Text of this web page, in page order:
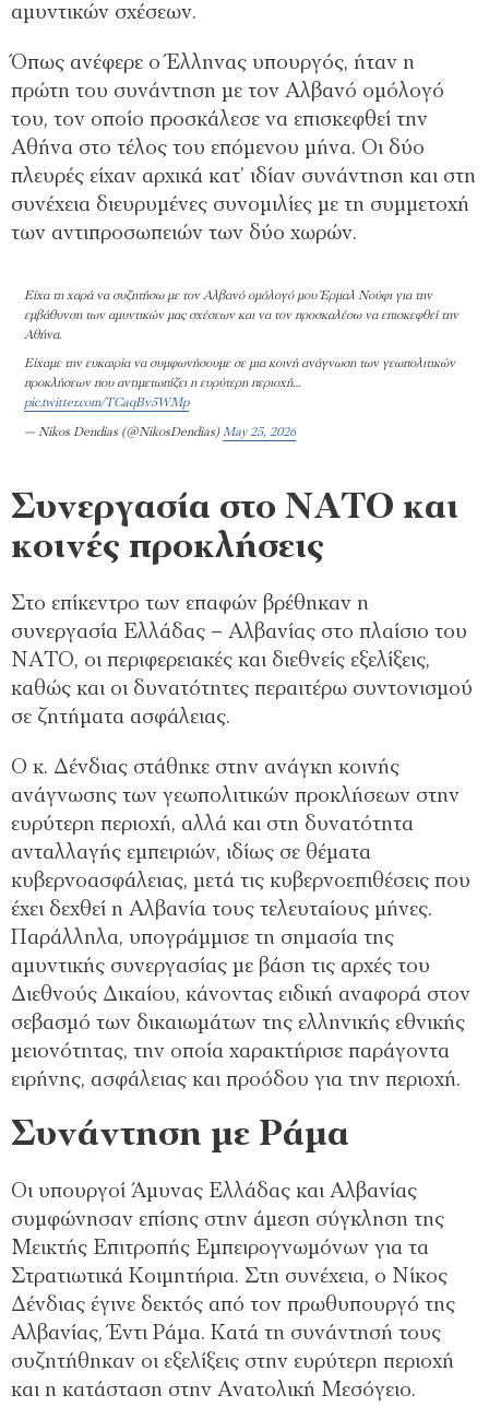
αμυντικών σχέσεων.
Όπως ανέφερε ο Έλληνας υπουργός, ήταν η
πρώτη του συνάντηση με τον Αλβανό ομόλογό
του, τον οποίο προσκάλεσε να επισκεφθεί την
Αθήνα στο τέλος του επόμενου μήνα. Οι δύο
πλευρές είχαν αρχικά κατ’ ιδίαν συνάντηση και στη
συνέχεια διευρυμένες συνομιλίες με τη συμμετοχή
των αντιπροσωπειών των δύο χωρών.
Είχα τη χαρά να συζητήσω με τον Αλβανό ομόλογό μου Έρμαλ Νούφι για την
εμβάθυνση των αμυντικών μας σχέσεων και να τον προσκαλέσω να επισκεφθεί την
Αθήνα.
Είχαμε την ευκαιρία να συμφωνήσουμε σε μια κοινή ανάγνωση των γεωπολιτικών
προκλήσεων που αντιμετωπίζει η ευρύτερη περιοχή…
pic.twitter.com/TCaqBv5WMp
— Nikos Dendias (@NikosDendias)May 25, 2026
Συνεργασία στο ΝΑΤΟ και
κοινές προκλήσεις
Στο επίκεντρο των επαφών βρέθηκαν η
συνεργασία Ελλάδας – Αλβανίας στο πλαίσιο του
ΝΑΤΟ, οι περιφερειακές και διεθνείς εξελίξεις,
καθώς και οι δυνατότητες περαιτέρω συντονισμού
σε ζητήματα ασφάλειας.
Ο κ. Δένδιας στάθηκε στην ανάγκη κοινής
ανάγνωσης των γεωπολιτικών προκλήσεων στην
ευρύτερη περιοχή, αλλά και στη δυνατότητα
ανταλλαγής εμπειριών, ιδίως σε θέματα
κυβερνοασφάλειας, μετά τις κυβερνοεπιθέσεις που
έχει δεχθεί η Αλβανία τους τελευταίους μήνες.
Παράλληλα, υπογράμμισε τη σημασία της
αμυντικής συνεργασίας με βάση τις αρχές του
Διεθνούς Δικαίου, κάνοντας ειδική αναφορά στον
σεβασμό των δικαιωμάτων της ελληνικής εθνικής
μειονότητας, την οποία χαρακτήρισε παράγοντα
ειρήνης, ασφάλειας και προόδου για την περιοχή.
Συνάντηση με Ράμα
Οι υπουργοί Άμυνας Ελλάδας και Αλβανίας
συμφώνησαν επίσης στην άμεση σύγκληση της
Μεικτής Επιτροπής Εμπειρογνωμόνων για τα
Στρατιωτικά Κοιμητήρια. Στη συνέχεια, ο Νίκος
Δένδιας έγινε δεκτός από τον πρωθυπουργό της
Αλβανίας, Έντι Ράμα. Κατά τη συνάντησή τους
συζητήθηκαν οι εξελίξεις στην ευρύτερη περιοχή
και η κατάσταση στην Ανατολική Μεσόγειο.